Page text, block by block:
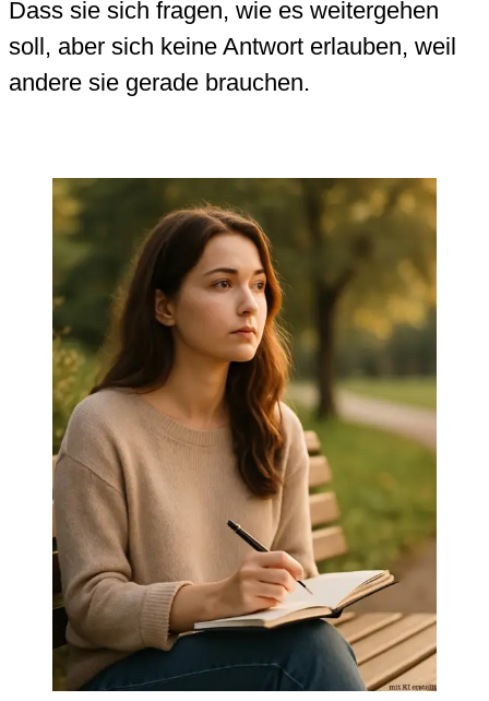
Dass sie sich fragen, wie es weitergehen
soll, aber sich keine Antwort erlauben, weil
andere sie gerade brauchen.